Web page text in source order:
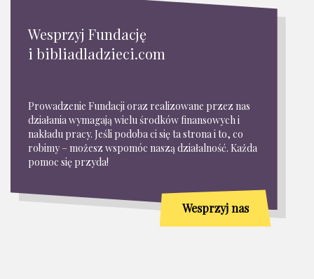
Wesprzyj Fundację
i bibliadladzieci.com
Prowadzenie Fundacji oraz realizowane przez nas
działania wymagają wielu środków finansowych i
nakładu pracy. Jeśli podoba ci się ta strona i to, co
robimy – możesz wspomóc naszą działalność. Każda
pomoc się przyda!
Wesprzyj nas